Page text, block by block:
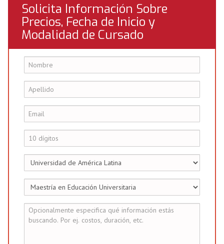
Solicita Información Sobre
Precios, Fecha de Inicio y
Modalidad de Cursado